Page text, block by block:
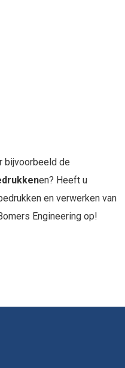
bijvoorbeeld de
en? Heeft u
en verwerken van
Engineering op!